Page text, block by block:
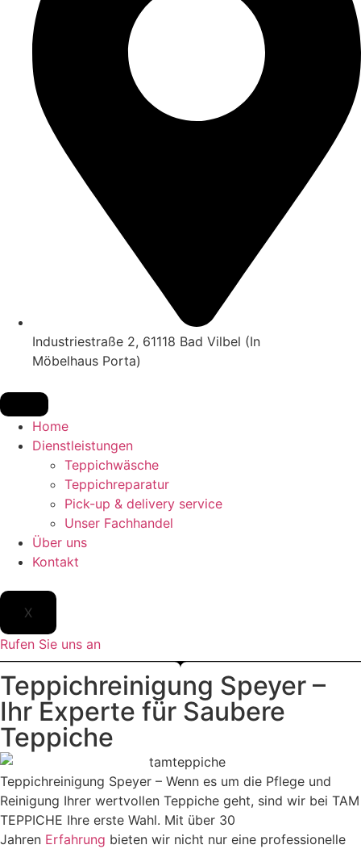
Industriestraße 2, 61118 Bad Vilbel (In
Möbelhaus Porta)
Home
Dienstleistungen
Teppichwäsche
Teppichreparatur
Pick-up & delivery service
Unser Fachhandel
Über uns
Kontakt
X
Rufen Sie uns an
Teppichreinigung Speyer –
Ihr Experte für Saubere
Teppiche
Teppichreinigung Speyer – Wenn es um die Pflege und
Reinigung Ihrer wertvollen Teppiche geht, sind wir bei TAM
TEPPICHE Ihre erste Wahl. Mit über 30
Jahren Erfahrung bieten wir nicht nur eine professionelle